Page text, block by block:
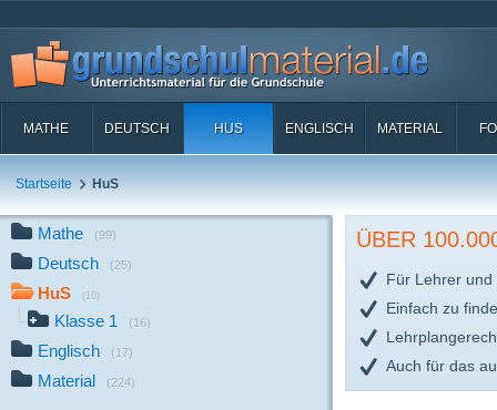
MATHE DEUTSCH HUS ENGLISCH MATERIAL
Startseite HuS
Mathe (99)
Deutsch (25)
HuS (16)
Klasse 1 (16)
Englisch (17)
Material (224)
ÜBER
Für Lehrer und
Einfach zu
Auch für das